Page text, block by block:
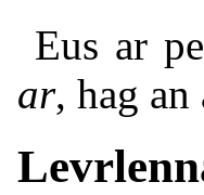
Eus ar
ar, hag an